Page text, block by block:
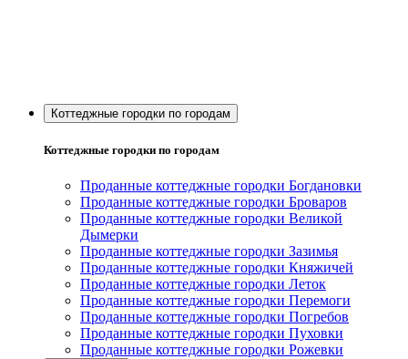
Коттеджные городки по городам
Коттеджные городки по городам
Проданные коттеджные городки Богдановки
Проданные коттеджные городки Броваров
Проданные коттеджные городки Великой
Дымерки
Проданные коттеджные городки Зазимья
Проданные коттеджные городки Княжичей
Проданные коттеджные городки Леток
Проданные коттеджные городки Перемоги
Проданные коттеджные городки Погребов
Проданные коттеджные городки Пуховки
Проданные коттеджные городки Рожевки